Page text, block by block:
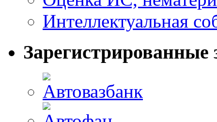
Интеллектуальная
Зарегистрированные